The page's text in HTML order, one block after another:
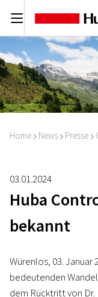
C
Home I News I Presse I
03.01.2024
Huba
bekannt
Würenlos, 03. Januar
bedeutenden
dem Rücktritt von Dr.